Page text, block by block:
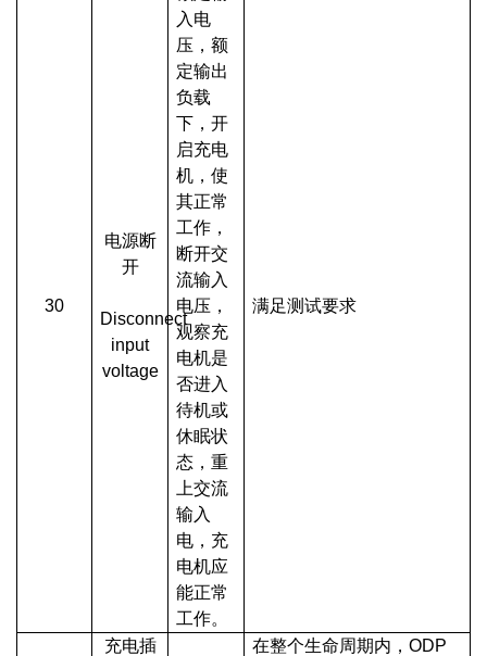
30
电源断
开
Disconnect
input
voltage
入电
压，额
定输出
负载
下，开
启充电
机，使
其正常
工作，
断开交
流输入
电压，
观察充
电机是
否进入
待机或
休眠状
态，重
上交流
输入
电，充
电机应
能正常
工作。
满足测试要求
充电插
在整个生命周期内，ODP